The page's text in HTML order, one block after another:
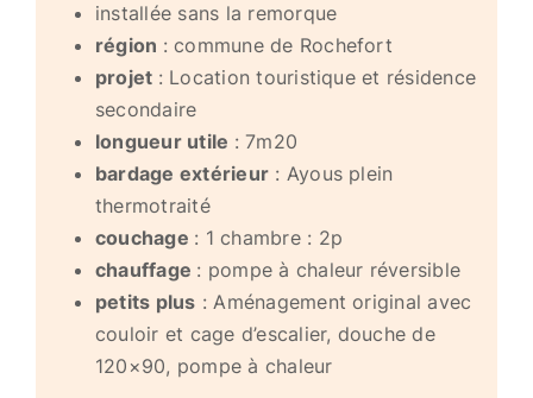
installée sans la remorque
région : commune de Rochefort
projet : Location touristique et résidence
secondaire
longueur utile : 7m20
bardage extérieur : Ayous plein
thermotraité
couchage : 1 chambre : 2p
chauffage : pompe à chaleur réversible
petits plus : Aménagement original avec
couloir et cage d’escalier, douche de
120×90, pompe à chaleur